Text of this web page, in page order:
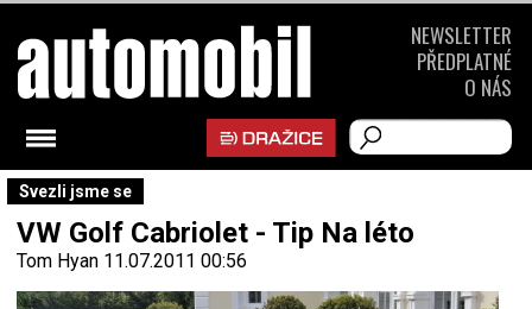
Svezli jsme se
VW Golf Cabriolet - Tip Na léto
Tom Hyan 11.07.2011 00:56
NEWSLETTER
PŘEDPLATNÉ
O NÁS